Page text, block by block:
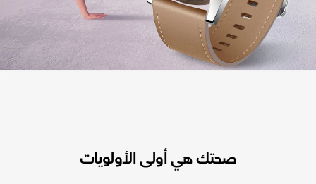
صحتك هي أولى الأولويات